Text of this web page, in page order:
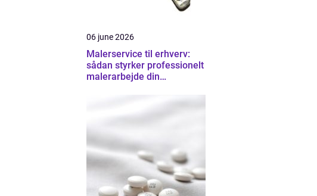
06 june 2026
Malerservice til erhverv:
sådan styrker professionelt
malerarbejde din